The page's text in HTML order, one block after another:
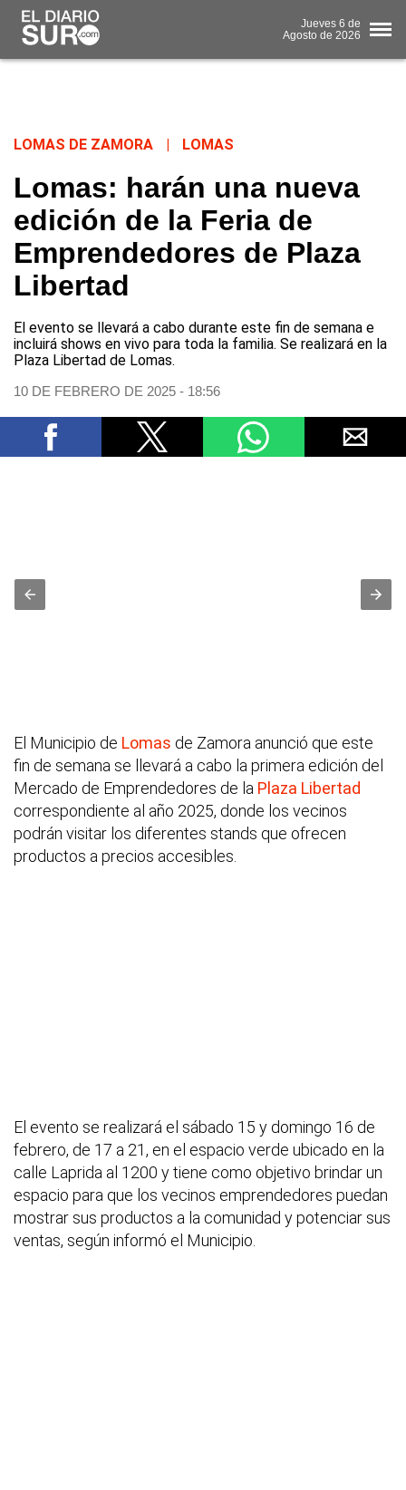
Jueves 6 de
Agosto de 2026
LOMAS DE ZAMORA LOMAS
Lomas: harán una nueva
edición de la Feria de
Emprendedores de Plaza
Libertad
El evento se llevará a cabo durante este fin de semana e
incluirá shows en vivo para toda la familia. Se realizará en la
Plaza Libertad de Lomas.
10 DE FEBRERO DE 2025 - 18:56
El Municipio de Lomas de Zamora anunció que este
fin de semana se llevará a cabo la primera edición del
Mercado de Emprendedores de la Plaza Libertad
correspondiente al año 2025, donde los vecinos
podrán visitar los diferentes stands que ofrecen
productos a precios accesibles.
El evento se realizará el sábado 15 y domingo 16 de
febrero, de 17 a 21, en el espacio verde ubicado en la
calle Laprida al 1200 y tiene como objetivo brindar un
espacio para que los vecinos emprendedores puedan
mostrar sus productos a la comunidad y potenciar sus
ventas, según informó el Municipio.